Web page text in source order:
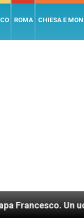
ROMA CHIESA E
Un uomo di